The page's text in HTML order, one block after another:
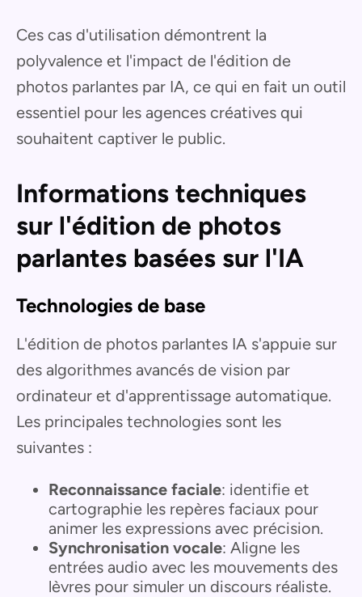
Ces cas d'utilisation démontrent la
polyvalence et l'impact de l'édition de
photos parlantes par IA, ce qui en fait un outil
essentiel pour les agences créatives qui
souhaitent captiver le public.
Informations techniques
sur l'édition de photos
parlantes basées sur l'IA
Technologies de base
L'édition de photos parlantes IA s'appuie sur
des algorithmes avancés de vision par
ordinateur et d'apprentissage automatique.
Les principales technologies sont les
suivantes :
Reconnaissance faciale: identifie et
cartographie les repères faciaux pour
animer les expressions avec précision.
Synchronisation vocale: Aligne les
entrées audio avec les mouvements des
lèvres pour simuler un discours réaliste.